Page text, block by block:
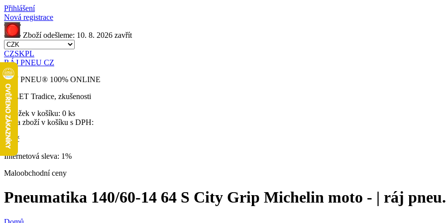
Přihlášení
Nová registrace
Zboží odešleme: 10. 8. 2026 zavřít
CZSKPL
RÁJ PNEU CZ
RÁJ PNEU® 100% ONLINE
32 LET Tradice, zkušenosti
Položek v košíku: 0 ks
Cena zboží v košíku s DPH:
0 Kč
Internetová sleva: 1%
Maloobchodní ceny
Pneumatika 140/60-14 64 S City Grip Michelin moto - | ráj